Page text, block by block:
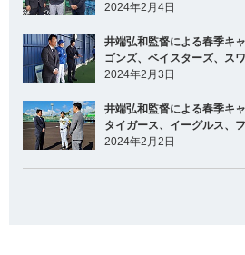
2024年2月4日
井端弘和監督による春季キ
ゴンズ、ベイスターズ、ス
2024年2月3日
井端弘和監督による春季キ
タイガース、イーグルス、
2024年2月2日